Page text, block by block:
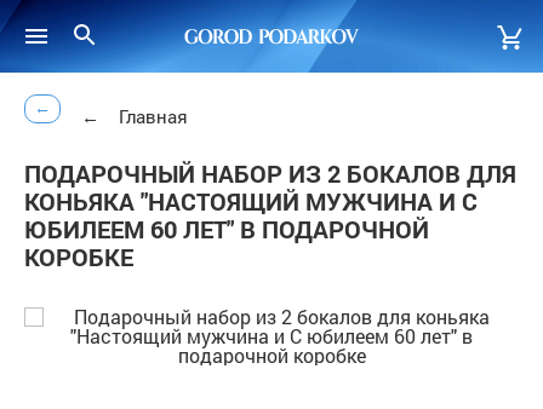
← ← Главная
ПОДАРОЧНЫЙ НАБОР ИЗ 2 БОКАЛОВ ДЛЯ
КОНЬЯКА "НАСТОЯЩИЙ МУЖЧИНА И С
ЮБИЛЕЕМ 60 ЛЕТ" В ПОДАРОЧНОЙ
КОРОБКЕ